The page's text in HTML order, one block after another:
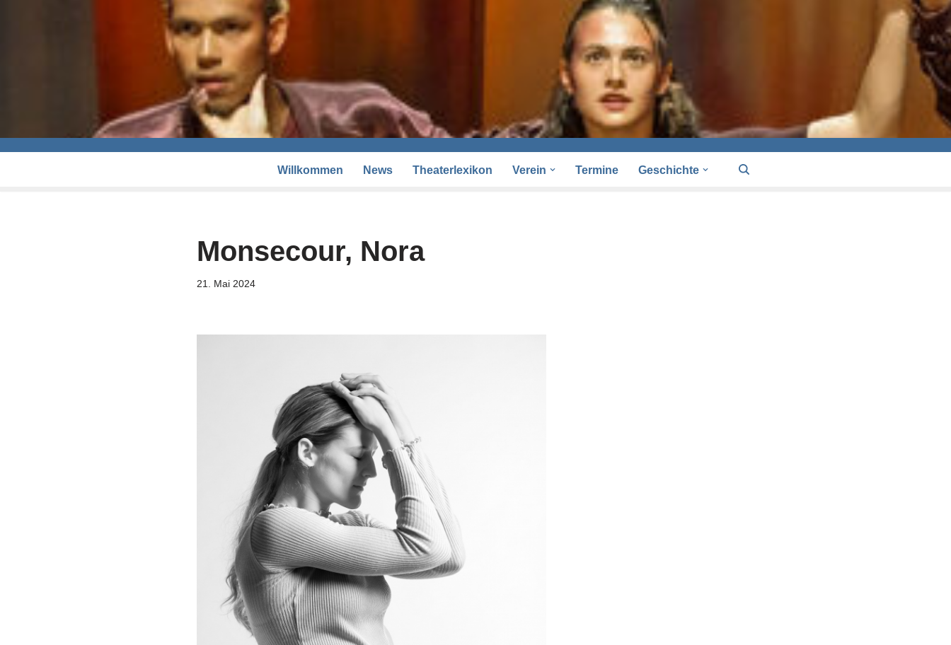
Willkommen News Theaterlexikon Verein Termine Geschichte
Monsecour, Nora
21. Mai 2024